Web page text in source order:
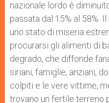
nazionale lordo è
passata dal 15% al 58%.
uno stato di miseria
procurarsi gli alimenti di
degrado, che diffonde
siriani, famiglie, anziani,
colpiti e le vere vittime,
trovano un fertile terreno